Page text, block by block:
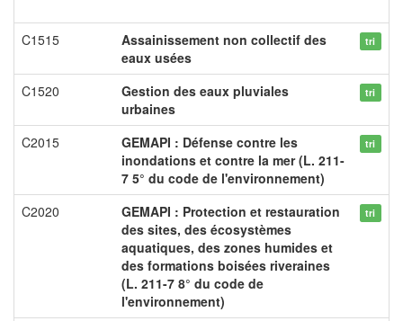
C1515
Assainissement non collectif des
eaux usées
tri
C1520
Gestion des eaux pluviales
urbaines
tri
C2015
GEMAPI : Défense contre les
inondations et contre la mer (L. 211-
7 5° du code de l'environnement)
tri
C2020
GEMAPI : Protection et restauration
des sites, des écosystèmes
aquatiques, des zones humides et
des formations boisées riveraines
(L. 211-7 8° du code de
l'environnement)
tri